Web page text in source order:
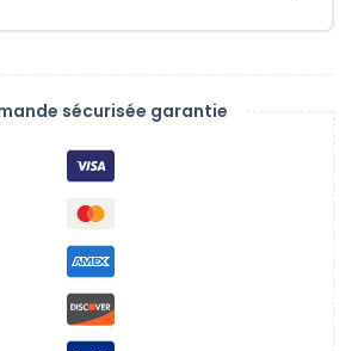
sécurisée garantie